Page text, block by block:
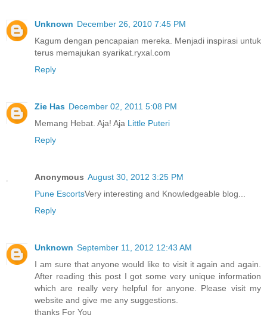
Unknown December 26, 2010 7:45 PM
Kagum dengan pencapaian mereka. Menjadi inspirasi untuk
terus memajukan syarikat.ryxal.com
Reply
Zie Has December 02, 2011 5:08 PM
Memang Hebat. Aja! Aja Little Puteri
Reply
Anonymous August 30, 2012 3:25 PM
Pune EscortsVery interesting and Knowledgeable blog...
Reply
Unknown September 11, 2012 12:43 AM
I am sure that anyone would like to visit it again and again.
After reading this post I got some very unique information
which are really very helpful for anyone. Please visit my
website and give me any suggestions.
thanks For You